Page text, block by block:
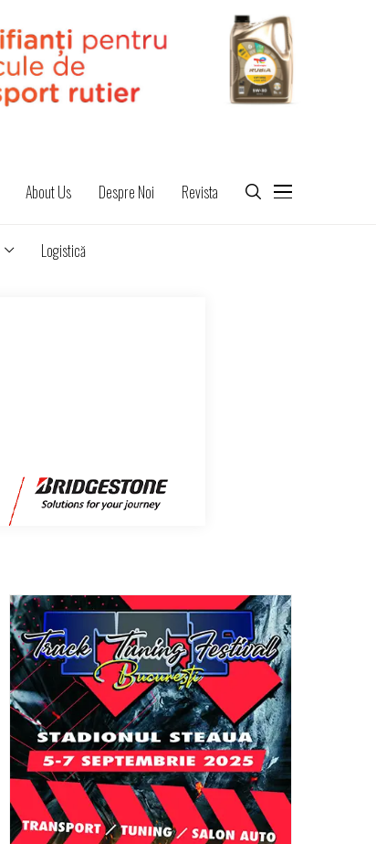
About Us Despre Noi Revista
Logistică